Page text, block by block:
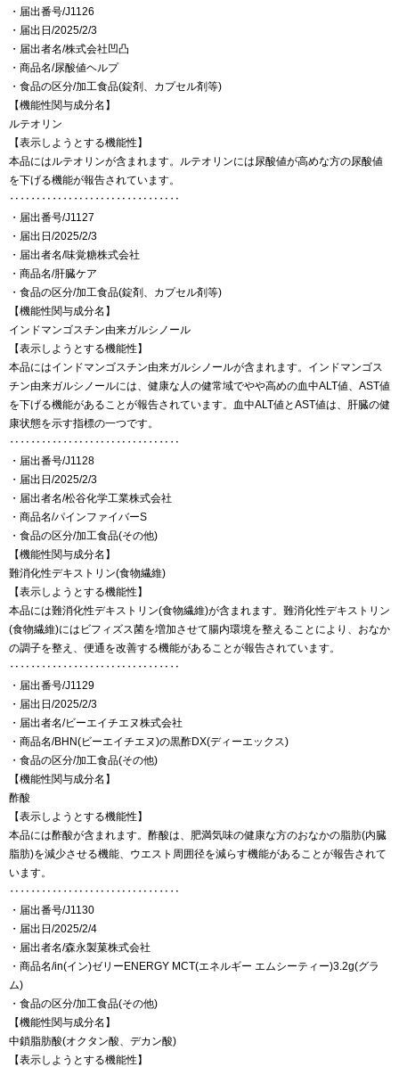
・届出番号/J1126
・届出日/2025/2/3
・届出者名/株式会社凹凸
・商品名/尿酸値ヘルプ
・食品の区分/加工食品(錠剤、カプセル剤等)
【機能性関与成分名】
ルテオリン
【表示しようとする機能性】
本品にはルテオリンが含まれます。ルテオリンには尿酸値が高めな方の尿酸値
を下げる機能が報告されています。
‥‥‥‥‥‥‥‥‥‥‥‥‥‥‥‥
・届出番号/J1127
・届出日/2025/2/3
・届出者名/味覚糖株式会社
・商品名/肝臓ケア
・食品の区分/加工食品(錠剤、カプセル剤等)
【機能性関与成分名】
インドマンゴスチン由来ガルシノール
【表示しようとする機能性】
本品にはインドマンゴスチン由来ガルシノールが含まれます。インドマンゴス
チン由来ガルシノールには、健康な人の健常域でやや高めの血中ALT値、AST値
を下げる機能があることが報告されています。血中ALT値とAST値は、肝臓の健
康状態を示す指標の一つです。
‥‥‥‥‥‥‥‥‥‥‥‥‥‥‥‥
・届出番号/J1128
・届出日/2025/2/3
・届出者名/松谷化学工業株式会社
・商品名/パインファイバーS
・食品の区分/加工食品(その他)
【機能性関与成分名】
難消化性デキストリン(食物繊維)
【表示しようとする機能性】
本品には難消化性デキストリン(食物繊維)が含まれます。難消化性デキストリン
(食物繊維)にはビフィズス菌を増加させて腸内環境を整えることにより、おなか
の調子を整え、便通を改善する機能があることが報告されています。
‥‥‥‥‥‥‥‥‥‥‥‥‥‥‥‥
・届出番号/J1129
・届出日/2025/2/3
・届出者名/ビーエイチエヌ株式会社
・商品名/BHN(ビーエイチエヌ)の黒酢DX(ディーエックス)
・食品の区分/加工食品(その他)
【機能性関与成分名】
酢酸
【表示しようとする機能性】
本品には酢酸が含まれます。酢酸は、肥満気味の健康な方のおなかの脂肪(内臓
脂肪)を減少させる機能、ウエスト周囲径を減らす機能があることが報告されて
います。
‥‥‥‥‥‥‥‥‥‥‥‥‥‥‥‥
・届出番号/J1130
・届出日/2025/2/4
・届出者名/森永製菓株式会社
・商品名/in(イン)ゼリーENERGY MCT(エネルギー エムシーティー)3.2g(グラ
ム)
・食品の区分/加工食品(その他)
【機能性関与成分名】
中鎖脂肪酸(オクタン酸、デカン酸)
【表示しようとする機能性】